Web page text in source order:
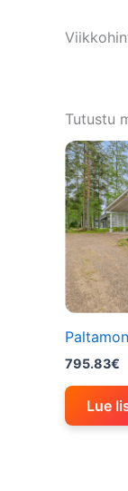
Tutustu
795.83€
Lue